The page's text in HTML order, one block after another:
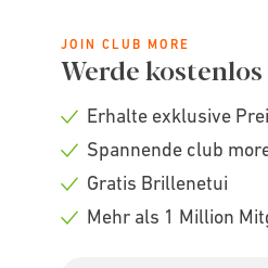
JOIN CLUB MORE
Werde
Check
Erhalte exklusive
Check
Spannende club
Check
Gratis Brillenetui
Mehr als 1 Million